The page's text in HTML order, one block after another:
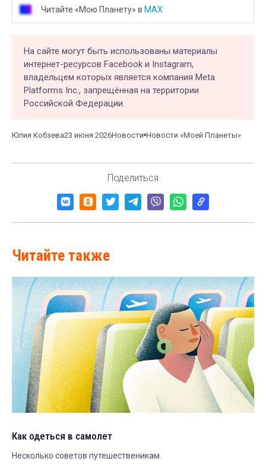
Читайте «Мою Планету» в MAX
На сайте могут быть использованы материалы
интернет-ресурсов Facebook и Instagram,
владельцем которых является компания Meta
Platforms Inc., запрещённая на территории
Российской Федерации.
Юлия Кобзева23 июня 2026Новости Новости «Моей Планеты»
Поделиться
Читайте также
Как одеться в самолет
Несколько советов путешественикам.